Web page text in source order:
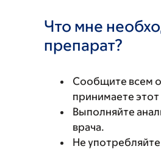
Что мне
препарат?
Сообщите всем
принимаете
Выполняйте
врача.
Не